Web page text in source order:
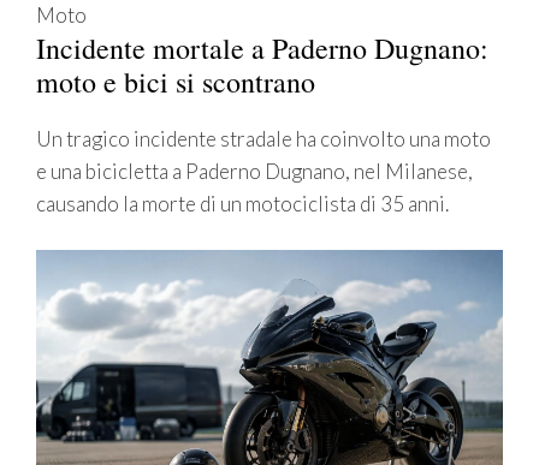
Moto
Incidente mortale a Paderno Dugnano:
moto e bici si scontrano
Un tragico incidente stradale ha coinvolto una moto
e una bicicletta a Paderno Dugnano, nel Milanese,
causando la morte di un motociclista di 35 anni.